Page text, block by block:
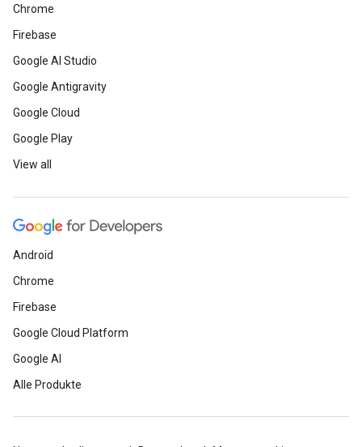
Chrome
Firebase
Google AI Studio
Google Antigravity
Google Cloud
Google Play
View all
Android
Chrome
Firebase
Google Cloud Platform
Google AI
Alle Produkte